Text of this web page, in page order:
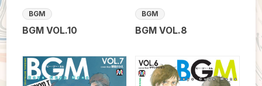
BGM
BGM VOL.10
BGM
BGM VOL.8